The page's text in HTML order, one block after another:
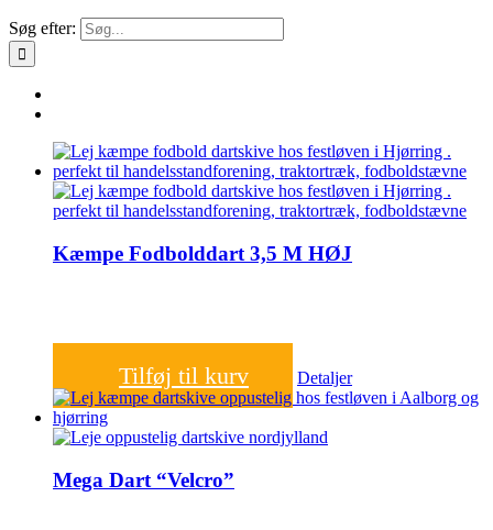
Søg efter:
Kæmpe Fodbolddart 3,5 M HØJ
Tilføj til kurv Detaljer
Mega Dart “Velcro”